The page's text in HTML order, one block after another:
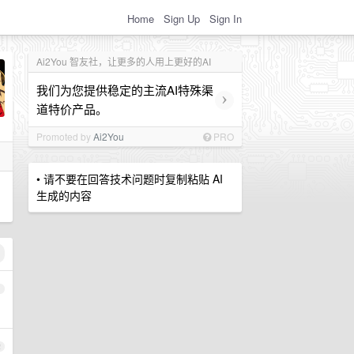
Home Sign Up Sign In
Ai2You 智友社，让更多的人用上更好的AI
我们为您提供稳定的主流AI特殊渠
道特价产品。
›
Promoted byAi2You PRO
• 请不要在回答技术问题时复制粘贴 AI
生成的内容